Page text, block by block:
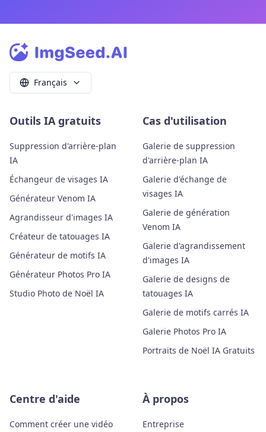
Français
Outils IA gratuits
Suppression d'arrière-plan
IA
Échangeur de visages IA
Générateur Venom IA
Agrandisseur d'images IA
Créateur de tatouages IA
Générateur de motifs IA
Générateur Photos Pro IA
Studio Photo de Noël IA
Cas d'utilisation
Galerie de suppression
d'arrière-plan IA
Galerie d'échange de
visages IA
Galerie de génération
Venom IA
Galerie d'agrandissement
d'images IA
Galerie de designs de
tatouages IA
Galerie de motifs carrés IA
Galerie Photos Pro IA
Portraits de Noël IA Gratuits
Centre d'aide
Comment créer une vidéo
À propos
Entreprise